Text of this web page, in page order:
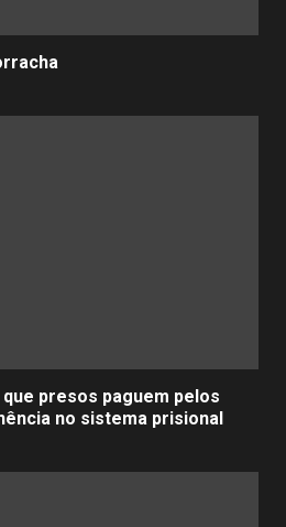
presos paguem pelos
no sistema prisional